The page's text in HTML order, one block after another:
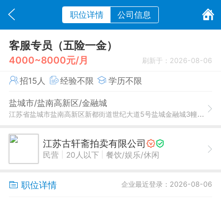
职位详情 公司信息
客服专员（五险一金）
4000~8000元/月 刷新于：2026-08-06
招15人 经验不限 学历不限
盐城市/盐南高新区/金融城
江苏省盐城市盐南高新区新都街道世纪大道5号盐城金融城3幢2-1310室
江苏古轩斋拍卖有限公司
民营 20人以下 餐饮/娱乐/休闲
职位详情 企业最近登录：2026-08-06